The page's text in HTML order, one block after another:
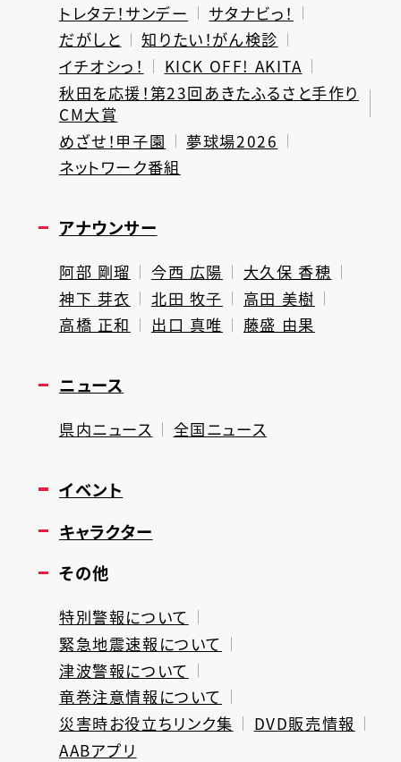
トレタテ！サンデー
サタナビっ！
だがしと
知りたい！がん検診
イチオシっ！
KICK OFF! AKITA
秋田を応援！第23回あきたふるさと手作り
CM大賞
めざせ！甲子園
夢球場2026
ネットワーク番組
アナウンサー
阿部 剛瑠 今西 広陽
大久保 香穂
神下 芽衣
北田 牧子
高田 美樹
高橋 正和
出口 真唯 藤盛 由果
ニュース
県内ニュース 全国ニュース
イベント
キャラクター
その他
特別警報について
緊急地震速報について
津波警報について
竜巻注意情報について
災害時お役立ちリンク集
DVD販売情報
AABアプリ